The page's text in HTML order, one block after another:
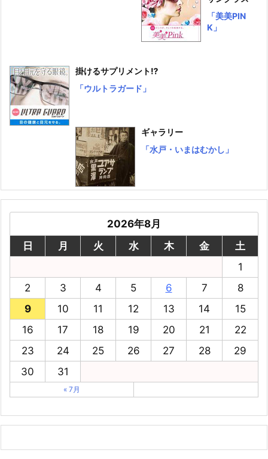
「美美PIN
K」
掛けるサプリメント⁉
「ウルトラガード」
ギャラリー
「水戸・いまはむかし」
2026年8月
日
月 火 水 木 金
土
1
2
3 4 5 6 7
8
9
10 11 12 13 14
15
16
17 18 19 20 21
22
23
24 25 26 27 28
29
30
31
« 7月